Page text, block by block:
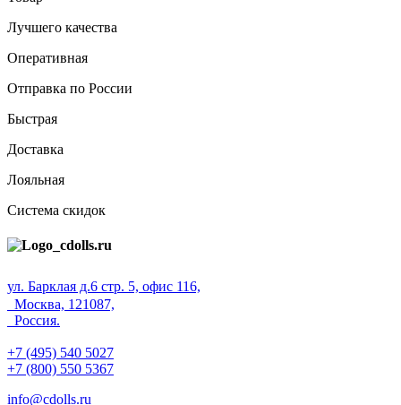
Лучшего качества
Оперативная
Отправка по России
Быстрая
Доставка
Лояльная
Система скидок
ул. Барклая д.6 стр. 5, офис 116,
Москва, 121087,
Россия.
+7 (495) 540 5027
+7 (800) 550 5367
info@cdolls.ru